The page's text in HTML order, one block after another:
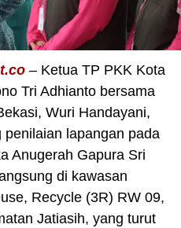
– Ketua TP PKK Kota
Tri Adhianto bersama
Wuri Handayani,
lapangan pada
Anugerah Gapura Sri
di kawasan
Recycle (3R) RW 09,
Jatiasih, yang turut